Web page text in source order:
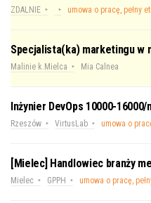
ZDALNIE umowa o pracę, pełny
Specjalista(ka) marketingu w
Malinie k.Mielca Mia Calnea
Inżynier DevOps 10000-16000/
Rzeszów VirtusLab umowa o
[Mielec] Handlowiec branży
Mielec GPPH umowa o pracę,